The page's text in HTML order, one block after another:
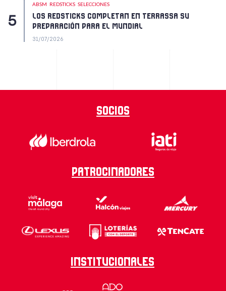
ABSM REDSTICKS SELECCIONES
LOS REDSTICKS COMPLETAN EN TERRASSA SU
PREPARACIÓN PARA EL MUNDIAL
31/07/2026
Socios
Patrocinadores
Institucionales